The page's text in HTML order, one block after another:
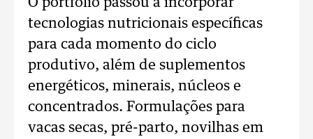
O portfólio passou a incorporar
tecnologias nutricionais específicas
para cada momento do ciclo
produtivo, além de suplementos
energéticos, minerais, núcleos e
concentrados. Formulações para
vacas secas, pré-parto, novilhas em